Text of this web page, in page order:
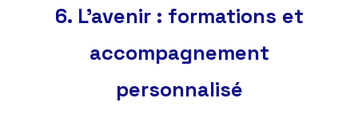
6. L'avenir : formations et
accompagnement
personnalisé